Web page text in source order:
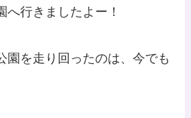
へ行きましたよー！
園を走り回ったのは、今でも